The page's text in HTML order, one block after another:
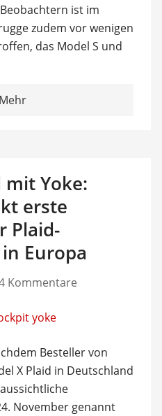
ist im
zudem vor wenigen
das Model S und
Mehr
Yoke:
erste
Plaid-
Europa
Kommentare
Besteller von
X Plaid in Deutschland
November genannt